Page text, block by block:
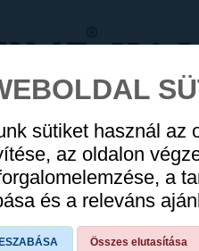
AUGUSZTUS
WEBÁRUHÁZ HÍREK
termékekben
cikkekben
szóra, szótöredék
sütiket használ az
az oldalon
a
és a releváns
Összes elutasítása